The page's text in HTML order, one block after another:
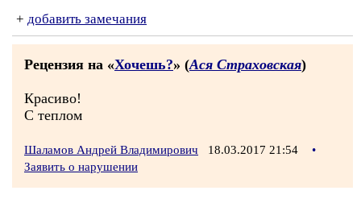
+ добавить замечания
Рецензия на «Хочешь?» (Ася Страховская)
Красиво!
С теплом
Шаламов Андрей Владимирович 18.03.2017 21:54
•
Заявить о нарушении